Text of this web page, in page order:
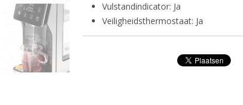
Vulstandindicator: Ja
Veiligheidsthermostaat: Ja